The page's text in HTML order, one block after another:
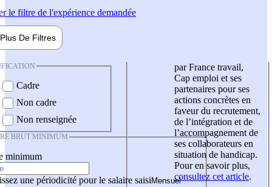
le filtre de l'expérience demandée
Plus De Filtres
Cadre
Non cadre
Non renseignée
BRUT MINIMUM
minimum
une périodicité pour le salaire saisi
par France travail,
Cap emploi et ses
partenaires pour ses
actions concrètes en
faveur du recrutement,
de l’intégration et de
l’accompagnement de
ses collaborateurs en
situation de handicap.
Pour en savoir plus,
consultez cet article.